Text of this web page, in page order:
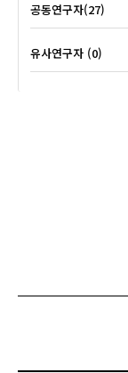
공동연구자(27)
유사연구자 (0)